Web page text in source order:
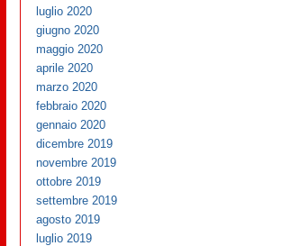
luglio 2020
giugno 2020
maggio 2020
aprile 2020
marzo 2020
febbraio 2020
gennaio 2020
dicembre 2019
novembre 2019
ottobre 2019
settembre 2019
agosto 2019
luglio 2019